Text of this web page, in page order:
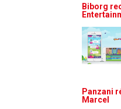
Biborg
Panzani
Marcel